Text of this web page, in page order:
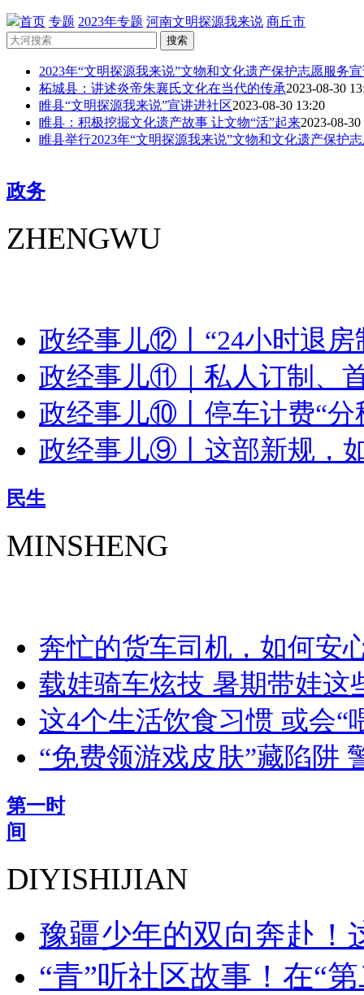
首页 专题 2023年专题 河南文明探源我来说 商丘市
搜索
2023年“文明探源我来说”文物和文化遗产保护志愿服务
柘城县：讲述炎帝朱襄氏文化在当代的传承2023-08-30
睢县“文明探源我来说”宣讲进社区2023-08-30 13:20
睢县：积极挖掘文化遗产故事 让文物“活”起来2023-08-30
睢县举行2023年“文明探源我来说”文物和文化遗产保护